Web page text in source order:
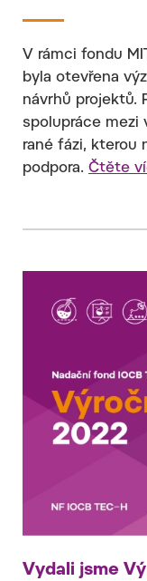
V rámci fondu
byla otevřena
návrhů projektů.
spolupráce mezi
rané fázi, kterou
podpora. Čtěte
Vydali jsme